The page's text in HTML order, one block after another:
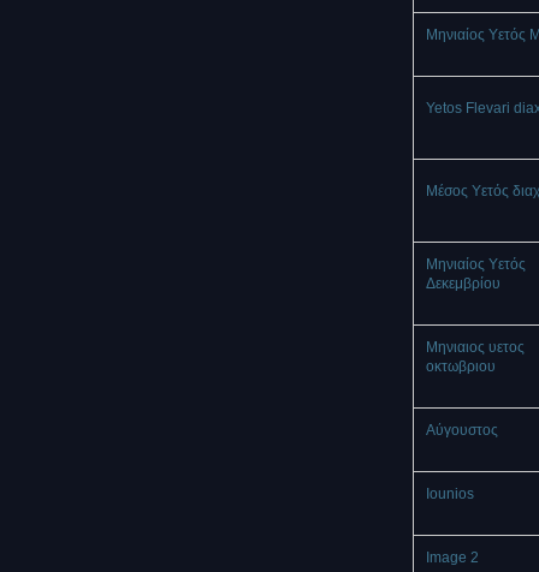
Μηνιαίος Υετός
Yetos Flevari
Μέσος Υετός
Μηνιαίος Υετός
Δεκεμβρίου
Μηνιαιος υετος
οκτωβριου
Αύγουστος
Iounios
Image 2